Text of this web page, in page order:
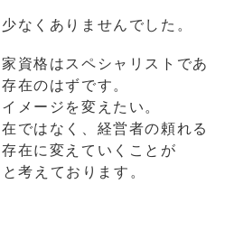
なくありませんでした。
資格はスペシャリストであ
在のはずです。
メージを変えたい。
ではなく、経営者の頼れる
在に変えていくことが
考えております。